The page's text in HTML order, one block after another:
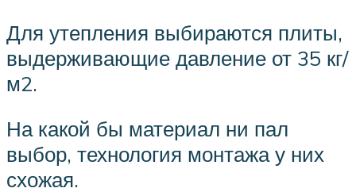
Для утепления выбираются плиты,
выдерживающие давление от 35 кг/
м2.
На какой бы материал ни пал
выбор, технология монтажа у них
схожая.